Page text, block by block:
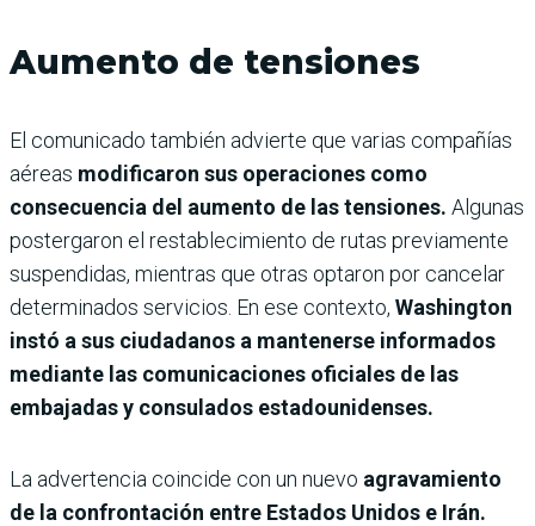
Aumento de tensiones
El comunicado también advierte que varias compañías
aéreas modificaron sus operaciones como
consecuencia del aumento de las tensiones. Algunas
postergaron el restablecimiento de rutas previamente
suspendidas, mientras que otras optaron por cancelar
determinados servicios. En ese contexto, Washington
instó a sus ciudadanos a mantenerse informados
mediante las comunicaciones oficiales de las
embajadas y consulados estadounidenses.
La advertencia coincide con un nuevo agravamiento
de la confrontación entre Estados Unidos e Irán.